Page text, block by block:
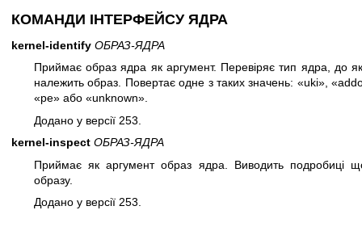
КОМАНДИ ІНТЕРФЕЙСУ ЯДРА
kernel-identify ОБРАЗ-ЯДРА
Приймає образ ядра як аргумент. Перевіряє тип ядра, до
належить образ. Повертає одне з таких значень: «uki»,
«pe» або «unknown».
Додано у версії 253.
kernel-inspect ОБРАЗ-ЯДРА
Приймає як аргумент образ ядра. Виводить подробиці
образу.
Додано у версії 253.